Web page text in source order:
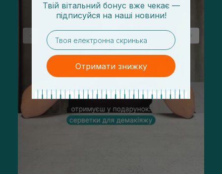
Твій вітальний бонус вже чекає —
підписуйся на наші новини!
email
Отримати знижку